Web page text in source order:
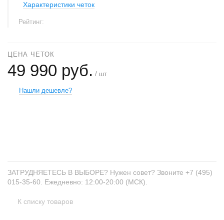
Характеристики четок
Рейтинг:
ЦЕНА ЧЕТОК
49 990 руб. / шт
Нашли дешевле?
ЗАТРУДНЯЕТЕСЬ В ВЫБОРЕ? Нужен совет? Звоните +7 (495)
015-35-60. Ежедневно: 12:00-20:00 (МСК).
К списку товаров